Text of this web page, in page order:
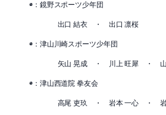
◉：鏡野スポーツ少年団
出口 結衣 ・ 出口 凛桜
◉：津山川崎スポーツ少年団
矢山 晃成 ・ 川上 旺犀 ・ 山
◉：津山西道院 拳友会
高尾 吏玖 ・ 岩本 一心 ・ 岩本